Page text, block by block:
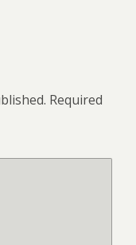
Required